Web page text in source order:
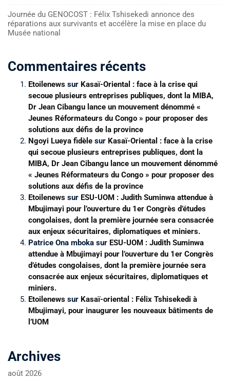
Journée du GENOCOST : Félix Tshisekedi annonce des
réparations aux survivants et accélère la mise en place du
Musée national
Commentaires récents
Etoilenews sur Kasaï-Oriental : face à la crise qui
secoue plusieurs entreprises publiques, dont la MIBA,
Dr Jean Cibangu lance un mouvement dénommé «
Jeunes Réformateurs du Congo » pour proposer des
solutions aux défis de la province
Ngoyi Lueya fidèle sur Kasaï-Oriental : face à la crise
qui secoue plusieurs entreprises publiques, dont la
MIBA, Dr Jean Cibangu lance un mouvement dénommé
« Jeunes Réformateurs du Congo » pour proposer des
solutions aux défis de la province
Etoilenews sur ESU-UOM : Judith Suminwa attendue à
Mbujimayi pour l’ouverture du 1er Congrès d’études
congolaises, dont la première journée sera consacrée
aux enjeux sécuritaires, diplomatiques et miniers.
Patrice Ona mboka sur ESU-UOM : Judith Suminwa
attendue à Mbujimayi pour l’ouverture du 1er Congrès
d’études congolaises, dont la première journée sera
consacrée aux enjeux sécuritaires, diplomatiques et
miniers.
Etoilenews sur Kasaï-oriental : Félix Tshisekedi à
Mbujimayi, pour inaugurer les nouveaux bâtiments de
l’UOM
Archives
août 2026